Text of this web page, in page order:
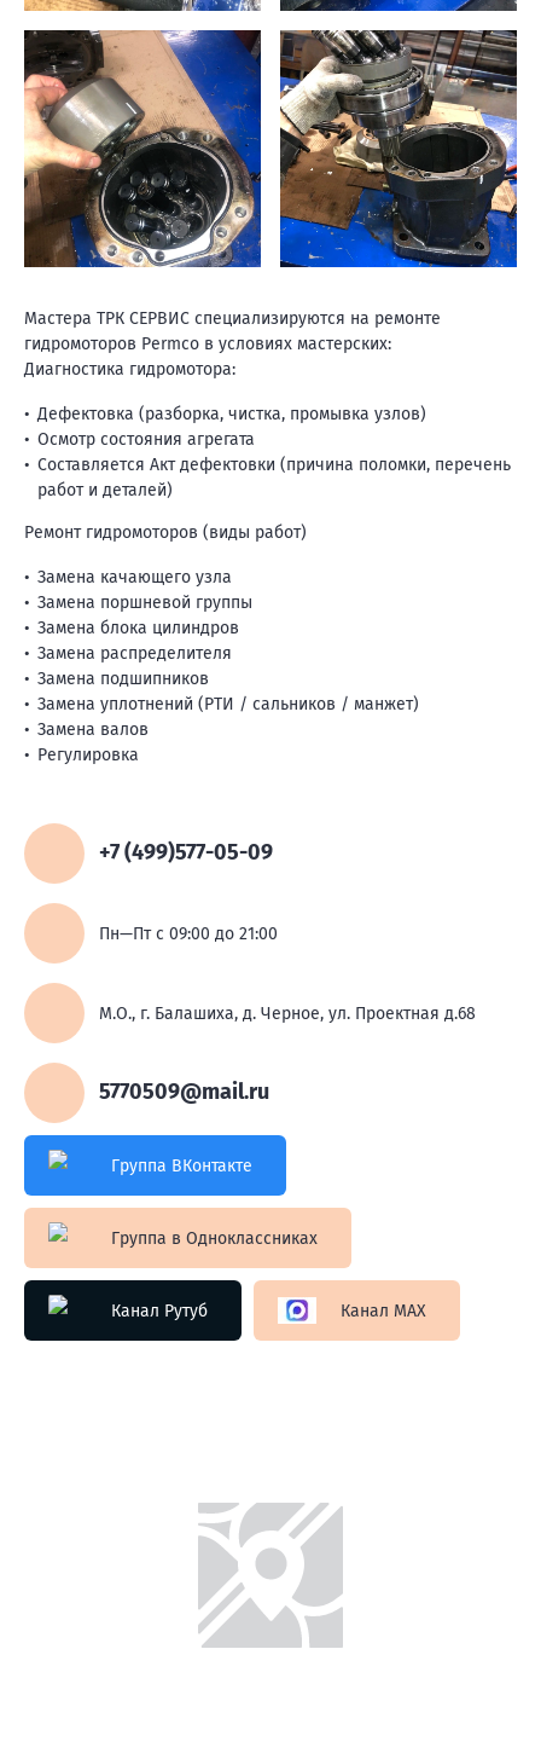
Мастера ТРК СЕРВИС специализируются на ремонте
гидромоторов Permco в условиях мастерских:
Диагностика гидромотора:
Дефектовка (разборка, чистка, промывка узлов)
Осмотр состояния агрегата
Составляется Акт дефектовки (причина поломки, перечень
работ и деталей)
Ремонт гидромоторов (виды работ)
Замена качающего узла
Замена поршневой группы
Замена блока цилиндров
Замена распределителя
Замена подшипников
Замена уплотнений (РТИ / сальников / манжет)
Замена валов
Регулировка
+7 (499)577-05-09
Пн—Пт с 09:00 до 21:00
М.О., г. Балашиха, д. Черное, ул. Проектная д.68
5770509@mail.ru
Группа ВКонтакте
Группа в Одноклассниках
Канал Рутуб Канал MAX